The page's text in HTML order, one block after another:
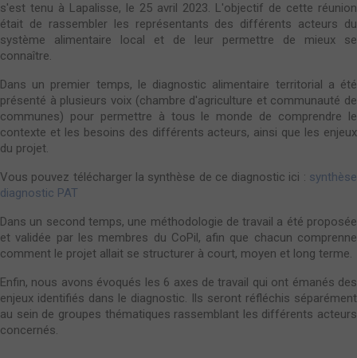
s'est tenu à Lapalisse, le 25 avril 2023. L'objectif de cette réunion
était de rassembler les représentants des différents acteurs du
système alimentaire local et de leur permettre de mieux se
connaître.
Dans un premier temps, le diagnostic alimentaire territorial a été
présenté à plusieurs voix (chambre d'agriculture et communauté de
communes) pour permettre à tous le monde de comprendre le
contexte et les besoins des différents acteurs, ainsi que les enjeux
du projet.
Vous pouvez télécharger la synthèse de ce diagnostic ici : synthèse
diagnostic PAT
Dans un second temps, une méthodologie de travail a été proposée
et validée par les membres du CoPil, afin que chacun comprenne
comment le projet allait se structurer à court, moyen et long terme.
Enfin, nous avons évoqués les 6 axes de travail qui ont émanés des
enjeux identifiés dans le diagnostic. Ils seront réfléchis séparément
au sein de groupes thématiques rassemblant les différents acteurs
concernés.